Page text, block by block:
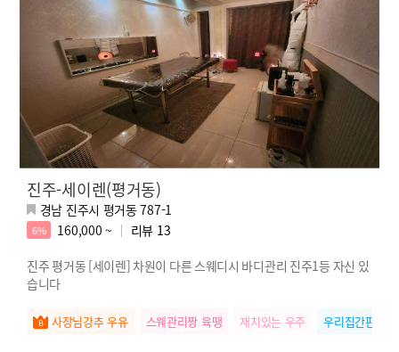
진주-세이렌(평거동)
경남 진주시 평거동 787-1
6% 160,000 ~ 리뷰 13
진주 평거동 [세이렌] 차원이 다른 스웨디시 바디관리 진주1등 자신 있
습니다
사장님강추 우유 스웨관리짱 육땡 재치있는 우주 우리집간판 나나